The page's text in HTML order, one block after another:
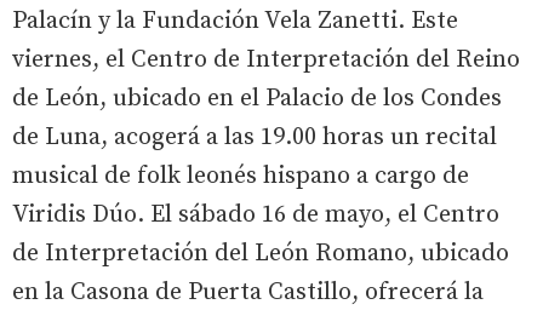
Palacín y la Fundación Vela Zanetti. Este
viernes, el Centro de Interpretación del Reino
de León, ubicado en el Palacio de los Condes
de Luna, acogerá a las 19.00 horas un recital
musical de folk leonés hispano a cargo de
Viridis Dúo. El sábado 16 de mayo, el Centro
de Interpretación del León Romano, ubicado
en la Casona de Puerta Castillo, ofrecerá la